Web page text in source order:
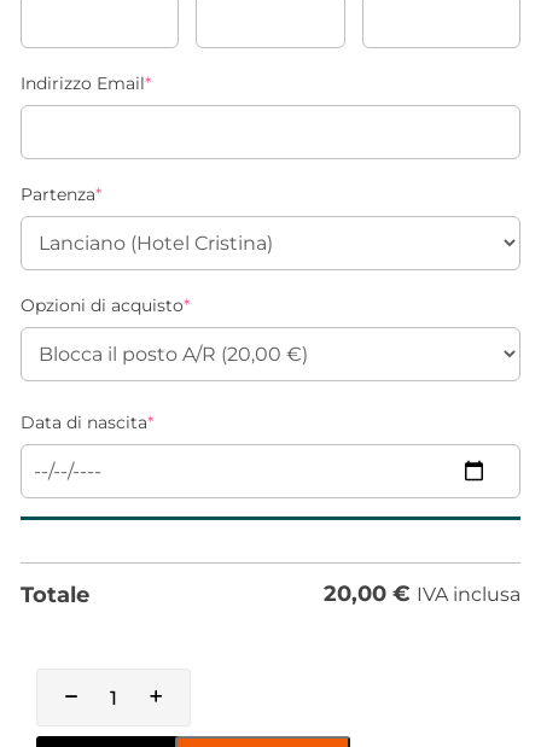
Indirizzo Email*
Partenza*
Opzioni di acquisto*
Data di nascita*
Totale 20,00 € IVA inclusa